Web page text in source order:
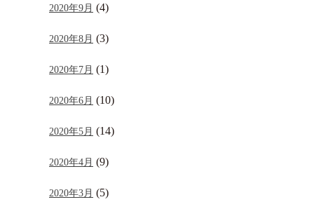
2020年9月 (4)
2020年8月 (3)
2020年7月 (1)
2020年6月 (10)
2020年5月 (14)
2020年4月 (9)
2020年3月 (5)